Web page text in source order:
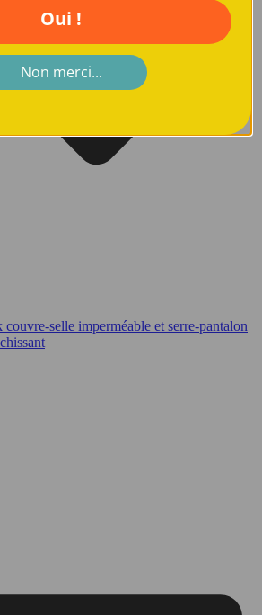
couvre-selle imperméable et serre-pantalon
Oui !
Non merci...